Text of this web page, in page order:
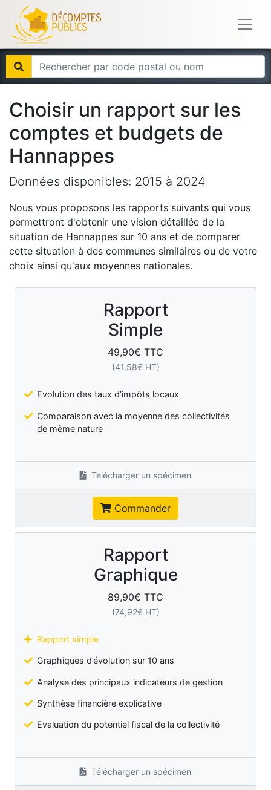
Choisir un rapport sur les
comptes et budgets de
Hannappes
Données disponibles: 2015 à 2024
Nous vous proposons les rapports suivants qui vous
permettront d'obtenir une vision détaillée de la
situation de Hannappes sur 10 ans et de comparer
cette situation à des communes similaires ou de votre
choix ainsi qu'aux moyennes nationales.
Rapport
Simple
49,90€ TTC
(41,58€ HT)
Evolution des taux d’impôts locaux
Comparaison avec la moyenne des collectivités
de même nature
Télécharger un spécimen
Commander
Rapport
Graphique
89,90€ TTC
(74,92€ HT)
Rapport simple
Graphiques d’évolution sur 10 ans
Analyse des principaux indicateurs de gestion
Synthèse financière explicative
Evaluation du potentiel fiscal de la collectivité
Télécharger un spécimen